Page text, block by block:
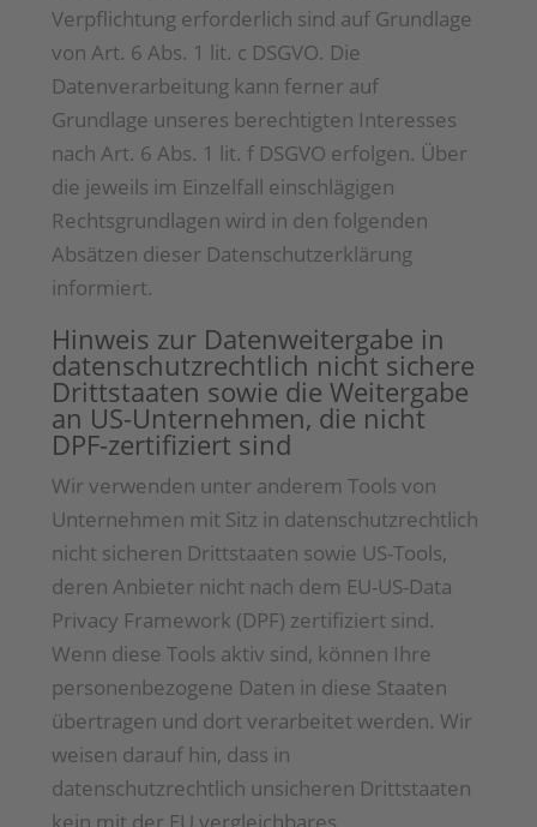
Verpflichtung erforderlich sind auf Grundlage
von Art. 6 Abs. 1 lit. c DSGVO. Die
Datenverarbeitung kann ferner auf
Grundlage unseres berechtigten Interesses
nach Art. 6 Abs. 1 lit. f DSGVO erfolgen. Über
die jeweils im Einzelfall einschlägigen
Rechtsgrundlagen wird in den folgenden
Absätzen dieser Datenschutzerklärung
informiert.
Hinweis zur Datenweitergabe in
datenschutzrechtlich nicht sichere
Drittstaaten sowie die Weitergabe
an US-Unternehmen, die nicht
DPF-zertifiziert sind
Wir verwenden unter anderem Tools von
Unternehmen mit Sitz in datenschutzrechtlich
nicht sicheren Drittstaaten sowie US-Tools,
deren Anbieter nicht nach dem EU-US-Data
Privacy Framework (DPF) zertifiziert sind.
Wenn diese Tools aktiv sind, können Ihre
personenbezogene Daten in diese Staaten
übertragen und dort verarbeitet werden. Wir
weisen darauf hin, dass in
datenschutzrechtlich unsicheren Drittstaaten
kein mit der EU vergleichbares